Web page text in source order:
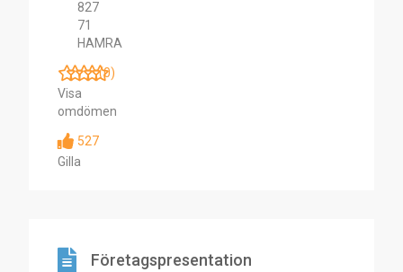
827
71
HAMRA
(0)
Visa
omdömen
527
Gilla
Företagspresentation